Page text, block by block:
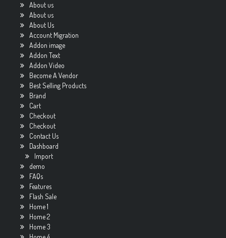
About us
About us
About Us
Account Migration
Addon image
Addon Text
Addon Video
Become A Vendor
Best Selling Products
Brand
Cart
Checkout
Checkout
Contact Us
Dashboard
Import
demo
FAQs
Features
Flash Sale
Home 1
Home 2
Home 3